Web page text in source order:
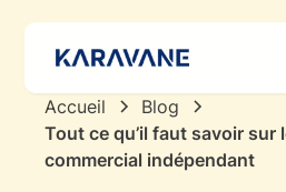
Accueil
Blog
Tout ce qu’il faut savoir sur
commercial indépendant